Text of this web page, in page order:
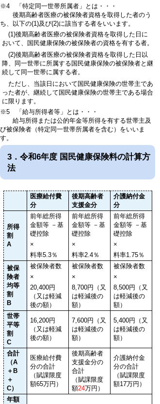
※4 「特定同一世帯所属者」とは・・・
後期高齢者医療の被保険者資格を取得した者のう
ち、以下の(1)及び(2)に該当する者をいいます。
(1)後期高齢者医療の被保険者資格を取得した日に
おいて、国民健康保険の被保険者の資格を有する者。
(2)後期高齢者医療の被保険者資格を取得した日以
降、同一世帯に所属する国民健康保険の被保険者と継
続して同一世帯に属する者。
ただし、当該日において国民健康保険の世帯主であ
った者が、継続して国民健康保険の世帯主である場合
に限ります。
※5 「給与所得者等」とは・・・
給与所得または公的年金等所得を有する世帯主及
び被保険者（特定同一世帯所属者を含む）をいいま
す。
3．令和6年度 国民健康保険料の計算方
法
医療給付費
分
後期高齢者
支援金分
介護納付金
分
所得
割
A
前年総所得
金額等 －基
礎控除
前年総所得
金額等 －基
礎控除
前年総所得
金額等 －基
礎控除
×
×
×
料率5.3％
料率2.4％
料率1.75％
被保
険者
均等
割
B
被保険者数 被保険者数
被保険者数
×
×
×
20,400円
（又は軽減
後の額）
8,700円（又
は軽減後の
額）
8,500円（又
は軽減後の
額）
世帯
平等
割
C
16,200円
（又は軽減
後の額）
7,600円
（又
は軽減後の
額）
5,400円
（又
は軽減後の
額）
合計
（A
＋B
＋
C）
医療給付費
分の合計
（賦課限度
額65万円）
後期高齢者
支援金分の
合計
（賦課限度
額24万円）
介護納付金
分の合計
（賦課限度
額17万円 ）
年額